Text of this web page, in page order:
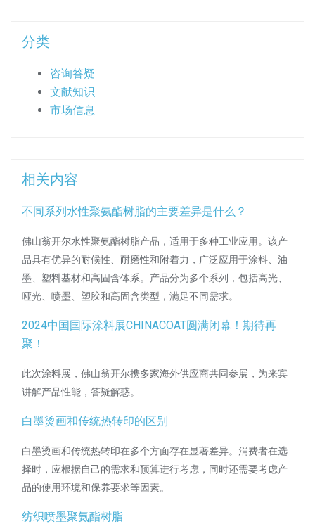
分类
咨询答疑
文献知识
市场信息
相关内容
不同系列水性聚氨酯树脂的主要差异是什么？
佛山翁开尔水性聚氨酯树脂产品，适用于多种工业应用。该产
品具有优异的耐候性、耐磨性和附着力，广泛应用于涂料、油
墨、塑料基材和高固含体系。产品分为多个系列，包括高光、
哑光、喷墨、塑胶和高固含类型，满足不同需求。
2024中国国际涂料展CHINACOAT圆满闭幕！期待再
聚！
此次涂料展，佛山翁开尔携多家海外供应商共同参展，为来宾
讲解产品性能，答疑解惑。
白墨烫画和传统热转印的区别
白墨烫画和传统热转印在多个方面存在显著差异。消费者在选
择时，应根据自己的需求和预算进行考虑，同时还需要考虑产
品的使用环境和保养要求等因素。
纺织喷墨聚氨酯树脂